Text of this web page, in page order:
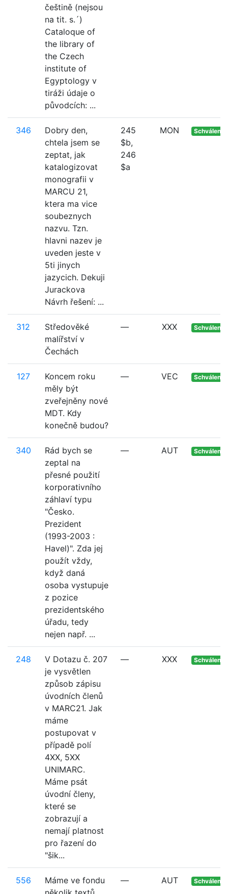
češtině (nejsou
na tit. s.´)
Cataloque of
the library of
the Czech
institute of
Egyptology v
tiráži údaje o
původcích: ...
346
Dobry den,
chtela jsem se
zeptat, jak
katalogizovat
monografii v
MARCU 21,
ktera ma vice
soubeznych
nazvu. Tzn.
hlavni nazev je
uveden jeste v
5ti jinych
jazycich. Dekuji
Jurackova
Návrh řešení: ...
245
$b,
246
$a
MON Schváleno
312
Středověké
malířství v
Čechách
— XXX Schváleno
127
Koncem roku
měly být
zveřejněny nové
MDT. Kdy
konečně budou?
— VEC Schváleno
340
Rád bych se
zeptal na
přesné použití
korporativního
záhlaví typu
"Česko.
Prezident
(1993-2003 :
Havel)". Zda jej
použít vždy,
když daná
osoba vystupuje
z pozice
prezidentského
úřadu, tedy
nejen např. ...
— AUT Schváleno
248
V Dotazu č. 207
je vysvětlen
způsob zápisu
úvodních členů
v MARC21. Jak
máme
postupovat v
případě polí
4XX, 5XX
UNIMARC.
Máme psát
úvodní členy,
které se
zobrazují a
nemají platnost
pro řazení do
"šik...
— XXX Schváleno
556
Máme ve fondu
— AUT Schváleno